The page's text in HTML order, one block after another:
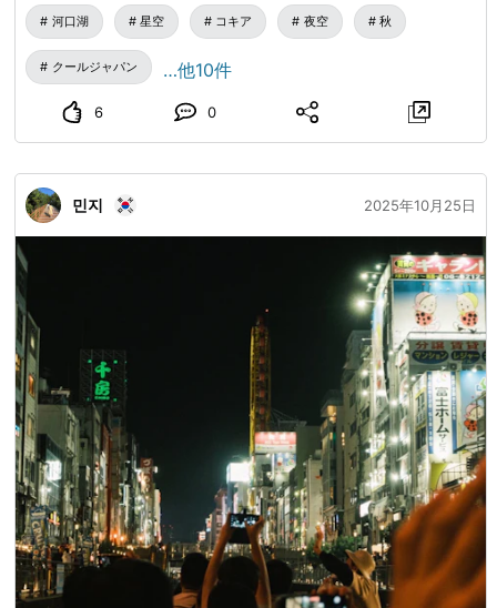
枚です。 富士山にかかる笠雲や町明かりが反射した雲、気
持ちのいい星空との対比がいい雰囲気を出してくれており、
結果的に季節ならではの景色と、偶然が重なったとてもお気
河口湖 星空 コキア 夜空 秋
クールジャパン …他10件
6 0
민지 2025年10月25日